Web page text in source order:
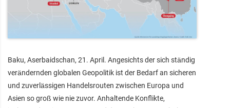
Baku, Aserbaidschan, 21. April. Angesichts der sich ständig
verändernden globalen Geopolitik ist der Bedarf an sicheren
und zuverlässigen Handelsrouten zwischen Europa und
Asien so groß wie nie zuvor. Anhaltende Konflikte,